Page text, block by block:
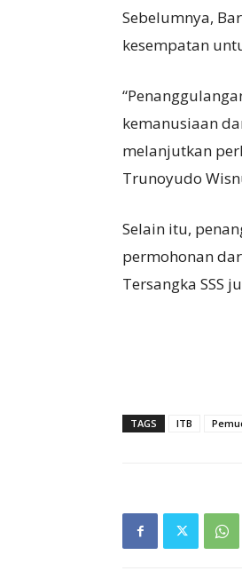
Sebelumnya,
kesempatan
kemanusiaan
melanjutkan
Trunoyudo
Selain itu,
permohonan
Tersangka SSS
TAGS ITB